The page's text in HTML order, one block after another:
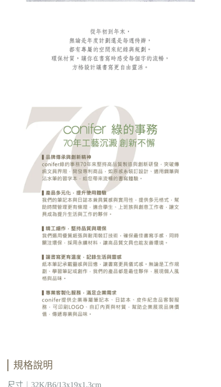
規格說明
尺寸︱32K/B6/13x19x1.3cm